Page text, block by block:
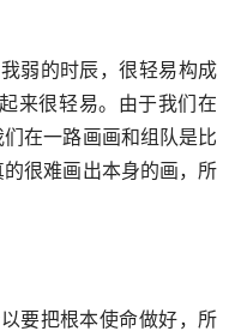
来很轻易。由于我们在
在一路画画和组队是比
很难画出本身的画，所